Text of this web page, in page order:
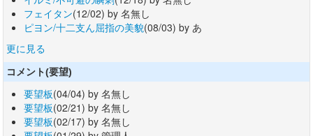
フェイタン(12/02) by 名無し
ピヨン/十二支ん屈指の美貌(08/03) by あ
更に見る
コメント(要望)
要望板(04/04) by 名無し
要望板(02/21) by 名無し
要望板(02/17) by 名無し